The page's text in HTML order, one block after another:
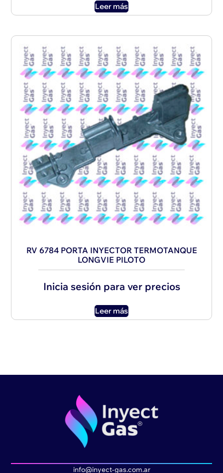
Leer más
RV 6784 PORTA INYECTOR TERMOTANQUE
LONGVIE PILOTO
Inicia sesión para ver precios
Leer más
info@inyect-gas.com.ar